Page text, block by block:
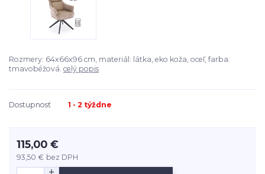
Rozmery: 64x66x96 cm, materiál: látka, eko koža, oceľ, farba:
tmavobéžová. celý popis
Dostupnosť 1 - 2 týždne
115,00 €
93,50 € bez DPH